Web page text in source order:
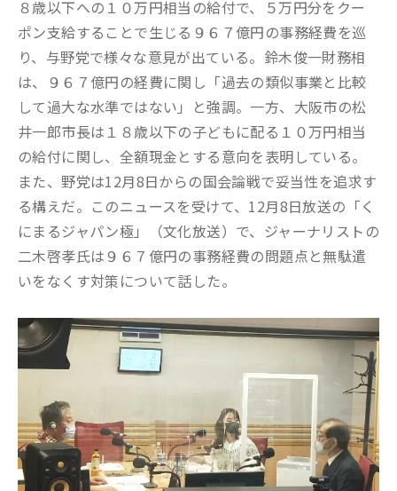
８歳以下への１０万円相当の給付で、５万円分をクー
ポン支給することで生じる９６７億円の事務経費を巡
り、与野党で様々な意見が出ている。鈴木俊一財務相
は、９６７億円の経費に関し「過去の類似事業と比較
して過大な水準ではない」と強調。一方、大阪市の松
井一郎市長は１８歳以下の子どもに配る１０万円相当
の給付に関し、全額現金とする意向を表明している。
また、野党は12月8日からの国会論戦で妥当性を追求す
る構えだ。このニュースを受けて、12月8日放送の「く
にまるジャパン極」（文化放送）で、ジャーナリストの
二木啓孝氏は９６７億円の事務経費の問題点と無駄遣
いをなくす対策について話した。